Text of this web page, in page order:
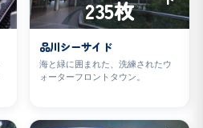
235枚
品川シーサイド
海と緑に囲まれた、洗練されたウ
ォーターフロントタウン。